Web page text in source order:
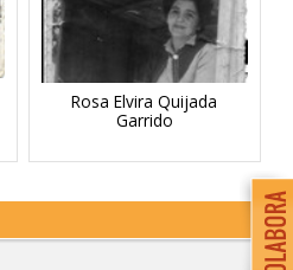
Rosa Elvira Quijada
Garrido